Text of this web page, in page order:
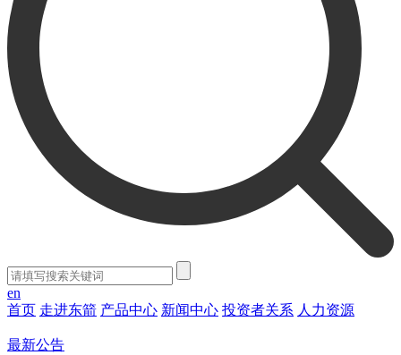
en
首页 走进东箭 产品中心 新闻中心 投资者关系 人力资源
最新公告